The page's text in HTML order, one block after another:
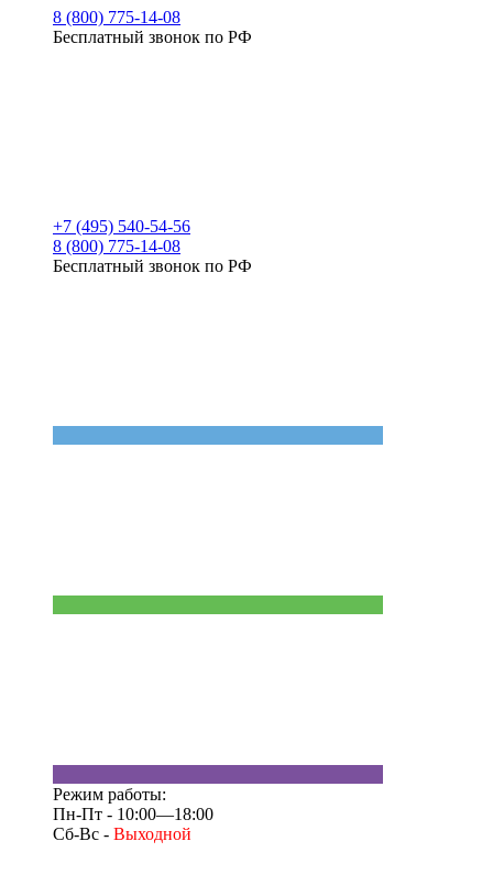
8 (800) 775-14-08
Бесплатный звонок по РФ
+7 (495) 540-54-56
8 (800) 775-14-08
Бесплатный звонок по РФ
Режим работы:
Пн-Пт - 10:00—18:00
Сб-Вс - Выходной